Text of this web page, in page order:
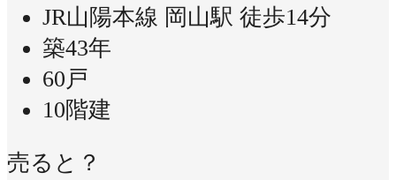
JR山陽本線 岡山駅 徒歩14分
築43年
60戸
10階建
売ると？